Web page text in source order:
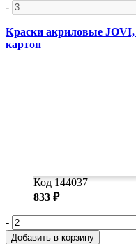
-
Краски акриловые JOVI,
картон
Код 144037
833 ₽
-
Добавить в корзину